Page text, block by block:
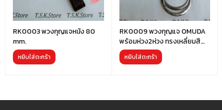
RK0003 พวงกุญแจหนัง 80
mm.
หยิบใส่ตะกร้า
RK0009 พวงกุญแจ OMUDA
พร้อมห่วง2ห่วง ทรงเหลี่ยมสี
แดง
หยิบใส่ตะกร้า